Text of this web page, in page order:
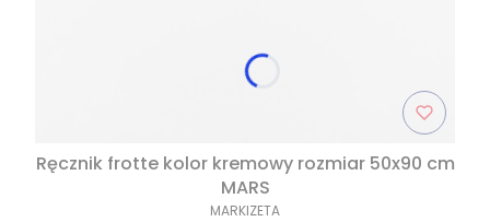
Ręcznik frotte kolor kremowy rozmiar 50x90 cm
MARS
MARKIZETA